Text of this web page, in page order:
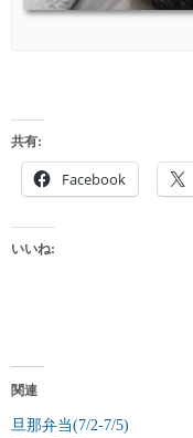
共有:
Facebook
いいね:
関連
旦那弁当(7/2-7/5)